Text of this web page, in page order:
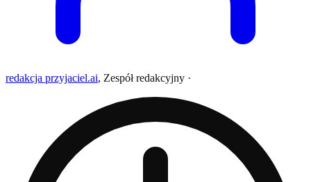
redakcja przyjaciel.ai, Zespół redakcyjny ·